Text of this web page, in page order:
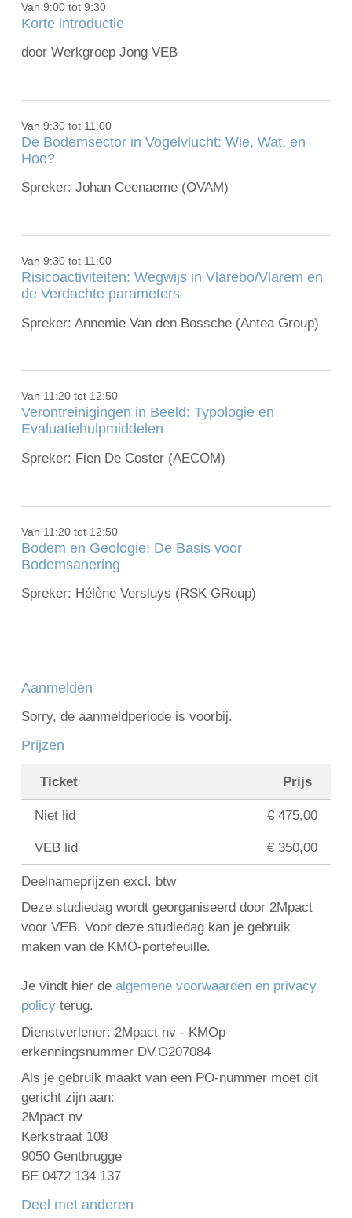
Van 9:00 tot 9:30
Korte introductie
door Werkgroep Jong VEB
Van 9:30 tot 11:00
De Bodemsector in Vogelvlucht: Wie, Wat, en
Hoe?
Spreker: Johan Ceenaeme (OVAM)
Van 9:30 tot 11:00
Risicoactiviteiten: Wegwijs in Vlarebo/Vlarem en
de Verdachte parameters
Spreker: Annemie Van den Bossche (Antea Group)
Van 11:20 tot 12:50
Verontreinigingen in Beeld: Typologie en
Evaluatiehulpmiddelen
Spreker: Fien De Coster (AECOM)
Van 11:20 tot 12:50
Bodem en Geologie: De Basis voor
Bodemsanering
Spreker: Hélène Versluys (RSK GRoup)
Aanmelden
Sorry, de aanmeldperiode is voorbij.
Prijzen
Ticket Prijs
Niet lid € 475,00
VEB lid € 350,00
Deelnameprijzen excl. btw
Deze studiedag wordt georganiseerd door 2Mpact
voor VEB. Voor deze studiedag kan je gebruik
maken van de KMO-portefeuille.
Je vindt hier de algemene voorwaarden en privacy
policyterug.
Dienstverlener: 2Mpact nv - KMOp
erkenningsnummer DV.O207084
Als je gebruik maakt van een PO-nummer moet dit
gericht zijn aan:
2Mpact nv
Kerkstraat 108
9050 Gentbrugge
BE 0472 134 137
Deel met anderen